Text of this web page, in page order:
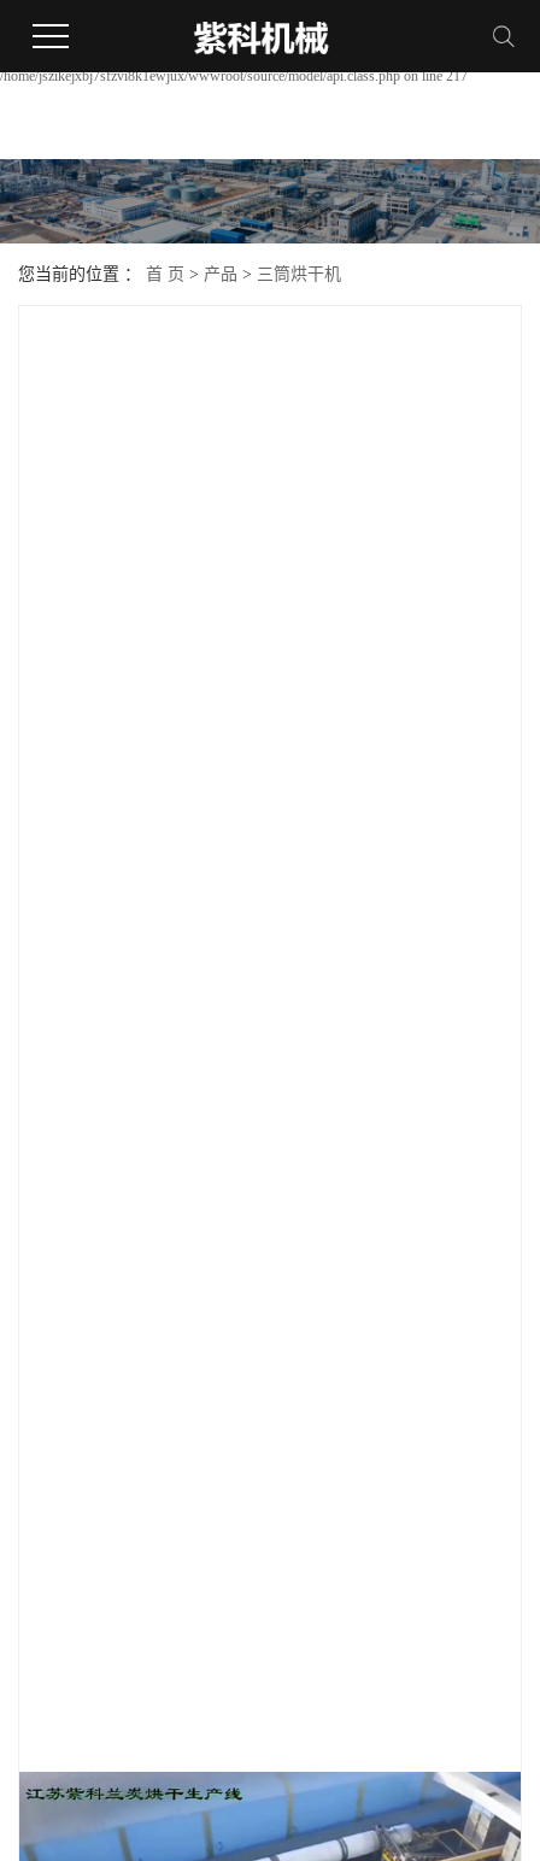
file_put_contents(/home/jszikejxbj7sfzvi8k1ewjux/wwwroot/source/cache/license_cache.php):
failed to open stream: Permission denied in
/home/jszikejxbj7sfzvi8k1ewjux/wwwroot/source/model/api.class.php on line 217
您当前的位置 ： 首 页 > 产品 > 三筒烘干机